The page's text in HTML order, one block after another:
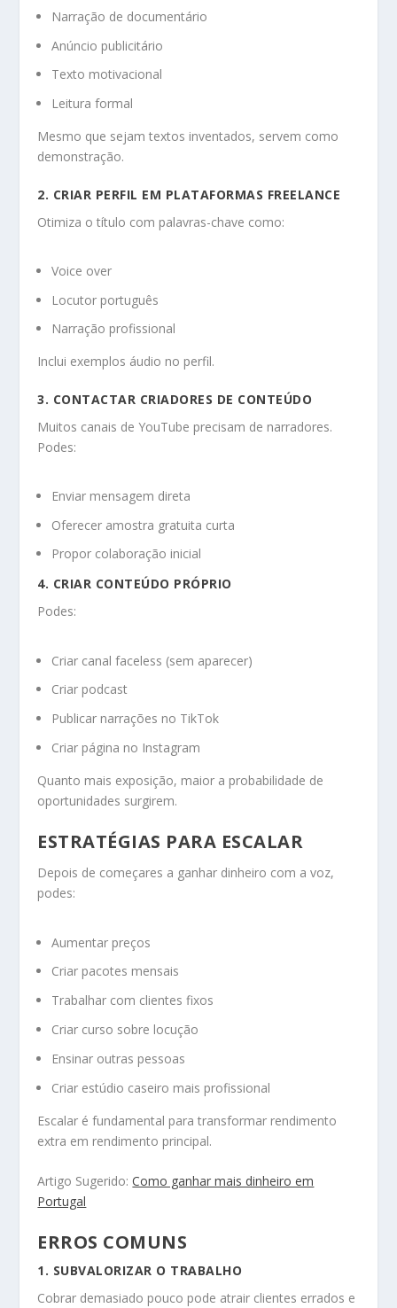
Narração de documentário
Anúncio publicitário
Texto motivacional
Leitura formal
Mesmo que sejam textos inventados, servem como
demonstração.
2. CRIAR PERFIL EM PLATAFORMAS FREELANCE
Otimiza o título com palavras-chave como:
Voice over
Locutor português
Narração profissional
Inclui exemplos áudio no perfil.
3. CONTACTAR CRIADORES DE CONTEÚDO
Muitos canais de YouTube precisam de narradores.
Podes:
Enviar mensagem direta
Oferecer amostra gratuita curta
Propor colaboração inicial
4. CRIAR CONTEÚDO PRÓPRIO
Podes:
Criar canal faceless (sem aparecer)
Criar podcast
Publicar narrações no TikTok
Criar página no Instagram
Quanto mais exposição, maior a probabilidade de
oportunidades surgirem.
ESTRATÉGIAS PARA ESCALAR
Depois de começares a ganhar dinheiro com a voz,
podes:
Aumentar preços
Criar pacotes mensais
Trabalhar com clientes fixos
Criar curso sobre locução
Ensinar outras pessoas
Criar estúdio caseiro mais profissional
Escalar é fundamental para transformar rendimento
extra em rendimento principal.
Artigo Sugerido:Como ganhar mais dinheiro em
Portugal
ERROS COMUNS
1. SUBVALORIZAR O TRABALHO
Cobrar demasiado pouco pode atrair clientes errados e